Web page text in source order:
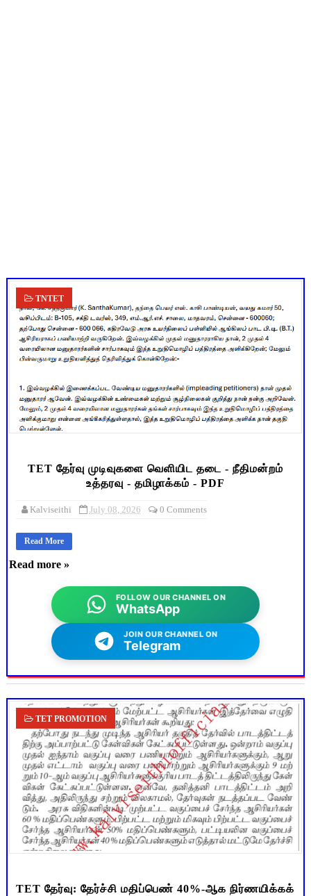
TNTET
TET தேர்வு முடிவுகளை வெளியிட தடை - நீதிமன்றம்
உத்தரவு - தமிழாக்கம் - PDF
Kalviseithi July 08, 2026 0 Comments
Read More
Read more »
FOLLOW OUR CHANNEL ON
WhatsApp
JOIN OUR CHANNEL ON
Telegram
TET PROMOTION
TET தேர்வு: தேர்ச்சி மதிப்பெண் 40%-ஆக நிர்ணயிக்கக்